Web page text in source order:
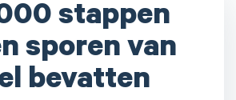
stappen
sporen van
bevatten